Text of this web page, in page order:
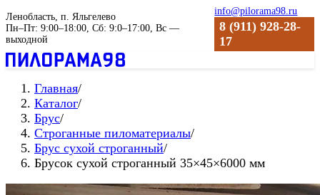
Ленобласть, п. Яльгелево
Пн–Пт: 9:00–18:00, Сб: 9:0–17:00, Вс —
выходной
info@pilorama98.ru
8 (911) 928-28-
17
Главная/
Каталог/
Брус/
Строганные пиломатериалы/
Брус сухой строганный/
Брусок сухой строганный 35×45×6000 мм